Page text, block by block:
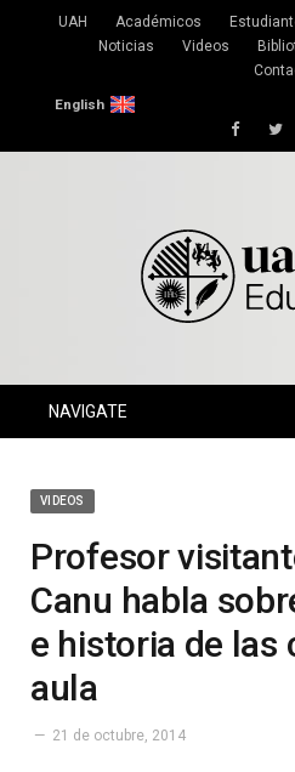
UAH Académicos
Noticias
Videos
English
Facebook
NAVIGATE
VIDEOS
Profesor
Canu habla
e historia de las
aula
21 de octubre, 2014